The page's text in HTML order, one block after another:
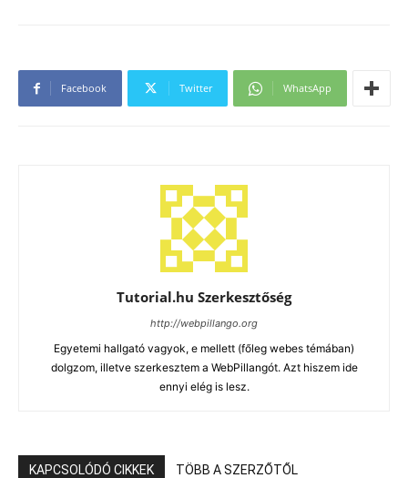
Facebook Twitter WhatsApp
Tutorial.hu Szerkesztőség
http://webpillango.org
Egyetemi hallgató vagyok, e mellett (főleg webes témában)
dolgzom, illetve szerkesztem a WebPillangót. Azt hiszem ide
ennyi elég is lesz.
KAPCSOLÓDÓ CIKKEK TÖBB A SZERZŐTŐL